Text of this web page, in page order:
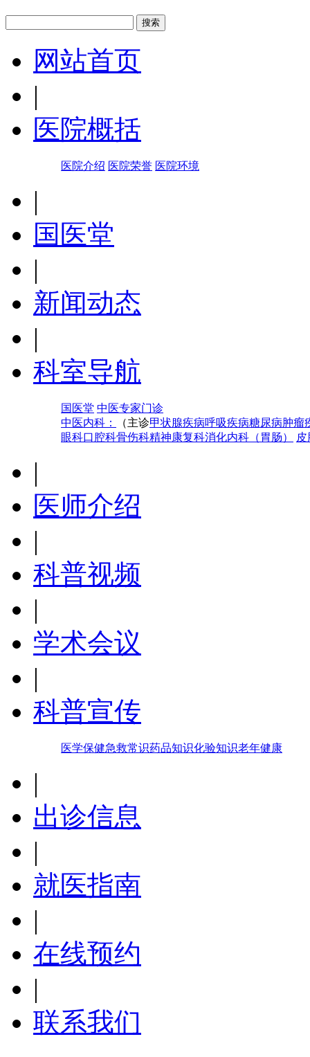
网站首页
|
医院概括
医院介绍 医院荣誉 医院环境
|
国医堂
|
新闻动态
|
科室导航
国医堂 中医专家门诊
中医内科：
（主诊甲状腺疾病呼吸疾病糖尿病肿瘤
眼科口腔科骨伤科精神康复科消化内科（胃肠） 皮
|
医师介绍
|
科普视频
|
学术会议
|
科普宣传
医学保健急救常识药品知识化验知识老年健康
|
出诊信息
|
就医指南
|
在线预约
|
联系我们